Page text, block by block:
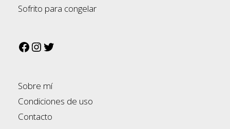
Sofrito para congelar
Sobre mí
Condiciones de uso
Contacto